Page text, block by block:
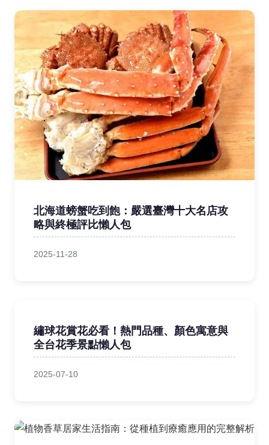
北海道螃蟹吃到飽：嚴選臺灣十大名店攻
略與終極評比懶人包
2025-11-28
繡球花賞花必看！熱門品種、顏色寓意與
全台花季景點懶人包
2025-07-10